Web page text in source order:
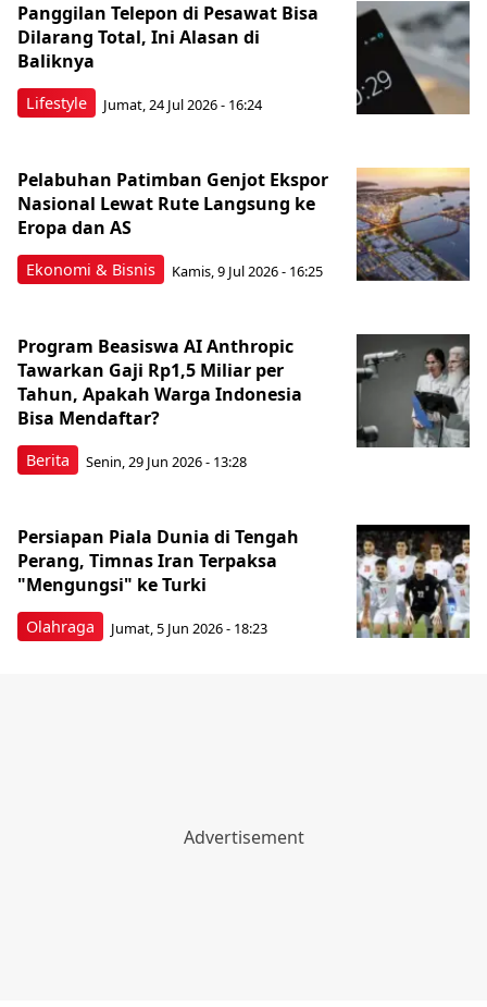
Lifestyle
Panggilan Telepon di Pesawat Bisa
Dilarang Total, Ini Alasan di
Baliknya
Jumat, 24 Jul 2026 - 16:24
Ekonomi & Bisnis
Pelabuhan Patimban Genjot Ekspor
Nasional Lewat Rute Langsung ke
Eropa dan AS
Kamis, 9 Jul 2026 - 16:25
Berita
Program Beasiswa AI Anthropic
Tawarkan Gaji Rp1,5 Miliar per
Tahun, Apakah Warga Indonesia
Bisa Mendaftar?
Senin, 29 Jun 2026 - 13:28
Olahraga
Persiapan Piala Dunia di Tengah
Perang, Timnas Iran Terpaksa
"Mengungsi" ke Turki
Jumat, 5 Jun 2026 - 18:23